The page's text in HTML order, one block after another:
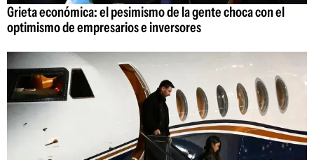
Grieta económica: el pesimismo de la gente choca con el
optimismo de empresarios e inversores